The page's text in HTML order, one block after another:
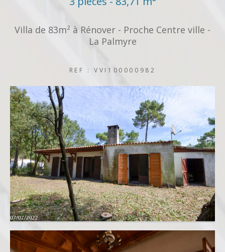
Villa de 83m² à Rénover - Proche Centre ville -
La Palmyre
REF : VVI100000982